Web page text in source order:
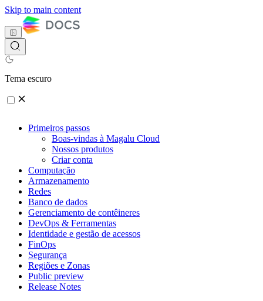
Skip to main content
Tema escuro
Primeiros passos
Boas-vindas à Magalu Cloud
Nossos produtos
Criar conta
Computação
Armazenamento
Redes
Banco de dados
Gerenciamento de contêineres
DevOps & Ferramentas
Identidade e gestão de acessos
FinOps
Segurança
Regiões e Zonas
Public preview
Release Notes